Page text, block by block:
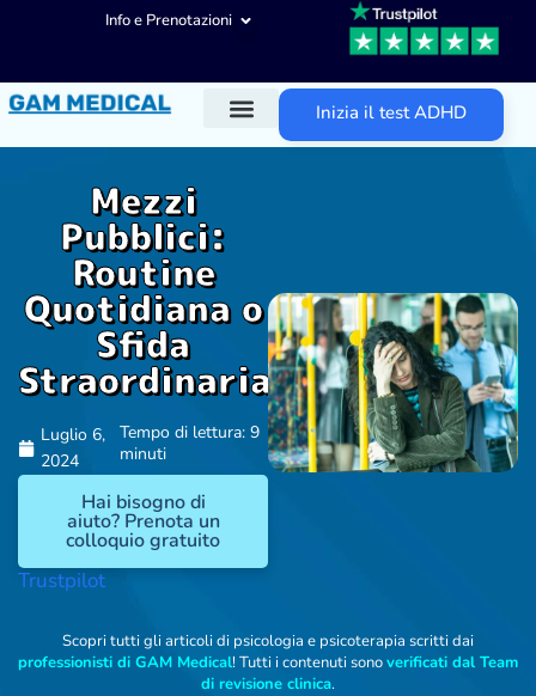
Info e Prenotazioni
Inizia il test ADHD
Mezzi
Pubblici:
Routine
Quotidiana o
Sfida
Straordinaria?
Luglio 6,
2024
Tempo di lettura: 9
minuti
Hai bisogno di
aiuto? Prenota un
colloquio gratuito
Trustpilot
Scopri tutti gli articoli di psicologia e psicoterapia scritti dai
professionisti di GAM Medical! Tutti i contenuti sonoverificati dal Team
di revisione clinica.